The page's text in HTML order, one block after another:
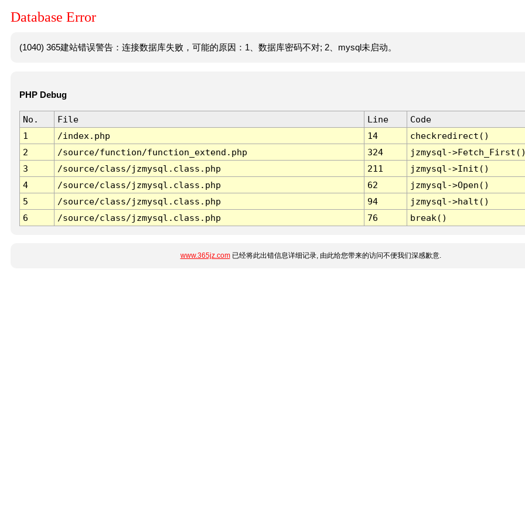
Database Error
(1040) 365建站错误警告：连接数据库失败，可能的原因：1、数据库密码不对; 2、mysql未启动。
PHP Debug
No. File Line
Code
1
/index.php 14
checkredirect()
2
/source/function/function_extend.php 324
jzmysql-
3
/source/class/jzmysql.class.php 211
jzmysql->Init()
4
/source/class/jzmysql.class.php 62
jzmysql->Open()
5
/source/class/jzmysql.class.php 94
jzmysql->halt()
6
/source/class/jzmysql.class.php 76 break()
www.365jz.com已经将此出错信息详细记录, 由此给您带来的访问不便我们深感歉意.